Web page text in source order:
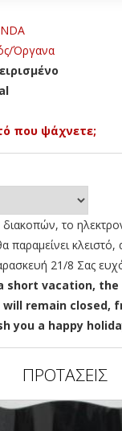
Όργανα
που ψάχνετε;
το
παραμείνει
21/8 Σας
short vacation,
remain closed,
you a happy
ΠΡΟΤΑΣΕΙΣ